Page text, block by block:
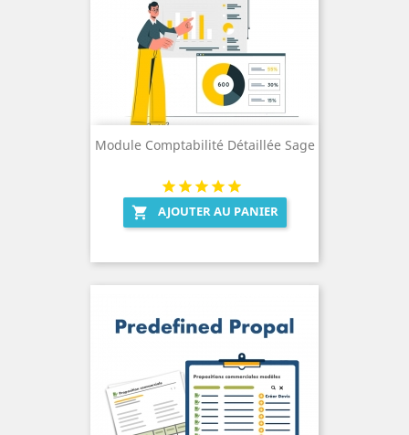
Module Comptabilité Détaillée Sage
 AJOUTER AU PANIER